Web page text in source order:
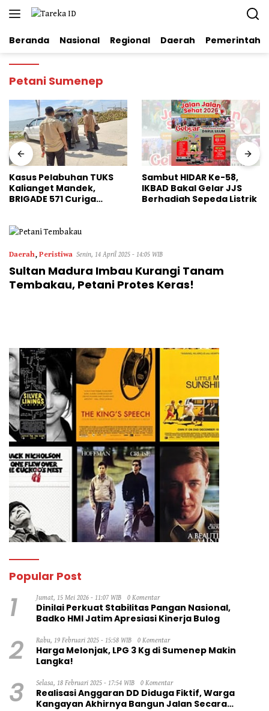
Langsung
Beranda Nasional Regional Daerah
Petani Sumenep
Kasus Pelabuhan TUKS
Kalianget Mandek,
BRIGADE 571 Curiga
Sambut HIDAR Ke-58,
IKBAD Bakal Gelar JJS
Berhadiah Sepeda Listrik
Daerah, Peristiwa Senin, 14 April 2025 - 14:05 WIB
Sultan Madura Imbau Kurangi Tanam
Tembakau, Petani Protes Keras!
Popular Post
1 Jumat, 15 Mei 2026 - 11:07 WIB 0 Komentar
Dinilai Perkuat Stabilitas Pangan Nasional,
Badko HMI Jatim Apresiasi Kinerja Bulog
2 Rabu, 19 Februari 2025 - 15:58 WIB 0 Komentar
Harga Melonjak, LPG 3 Kg di Sumenep Makin
Langka!
3 Selasa, 18 Februari 2025 - 17:54 WIB 0 Komentar
Realisasi Anggaran DD Diduga Fiktif, Warga
Kangayan Akhirnya Bangun Jalan Secara